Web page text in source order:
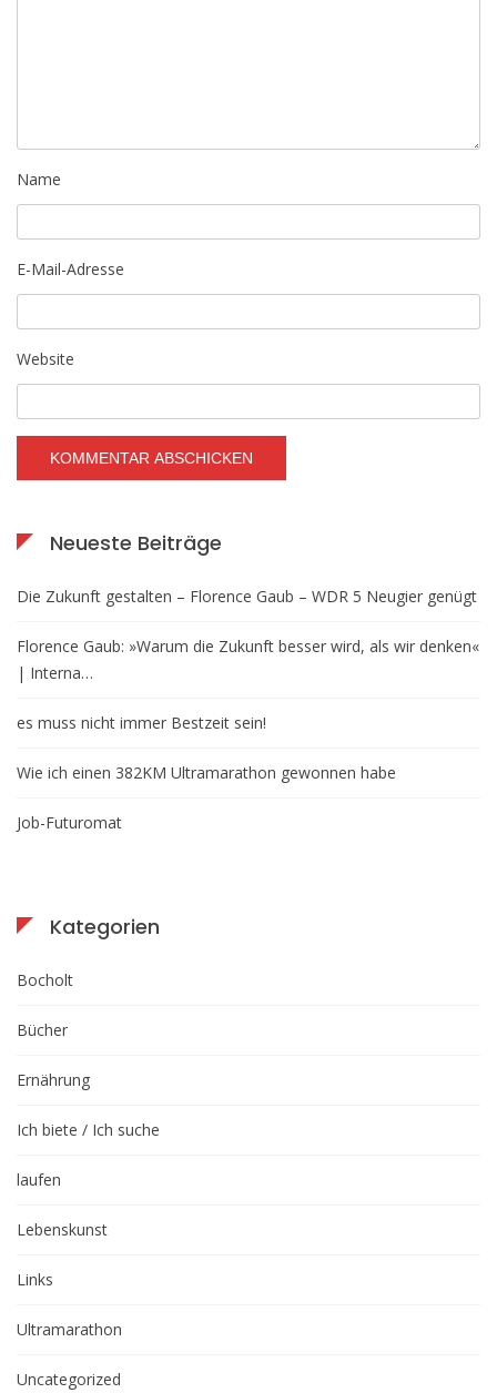
Name
E-Mail-Adresse
Website
Neueste Beiträge
Die Zukunft gestalten – Florence Gaub – WDR 5 Neugier genügt
Florence Gaub: »Warum die Zukunft besser wird, als wir denken«
| Interna…
es muss nicht immer Bestzeit sein!
Wie ich einen 382KM Ultramarathon gewonnen habe
Job-Futuromat
Kategorien
Bocholt
Bücher
Ernährung
Ich biete / Ich suche
laufen
Lebenskunst
Links
Ultramarathon
Uncategorized